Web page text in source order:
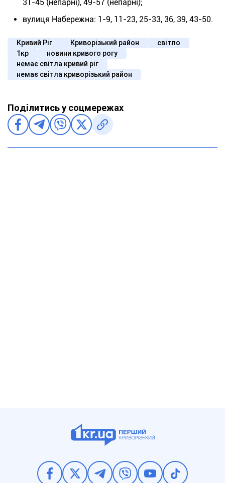
31-45 (непарні), 49-57 (непарні);
вулиця Набережна: 1-9, 11-23, 25-33, 36, 39, 43-50.
Кривий Ріг Криворізький район
світло
1кр
новини кривого рогу
немає світла кривий ріг
немає світла криворізький район
Поділитись у соцмережах